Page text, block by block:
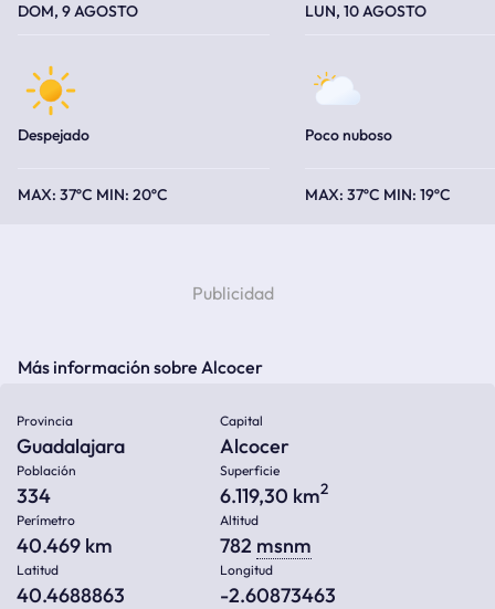
DOM, 9 AGOSTO
Despejado
37ºC 20ºC
LUN, 10 AGOSTO
Poco nuboso
37ºC 19ºC
Más información sobre Alcocer
Provincia
Guadalajara
Capital
Alcocer
Población
334
Superficie
6.119,30 km2
Perímetro
40.469 km
Altitud
782 msnm
Latitud
40.4688863
Longitud
-2.60873463